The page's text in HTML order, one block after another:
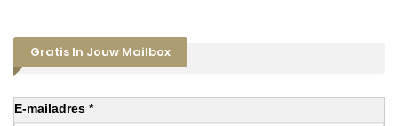
Gratis In Jouw Mailbox
E-mailadres *